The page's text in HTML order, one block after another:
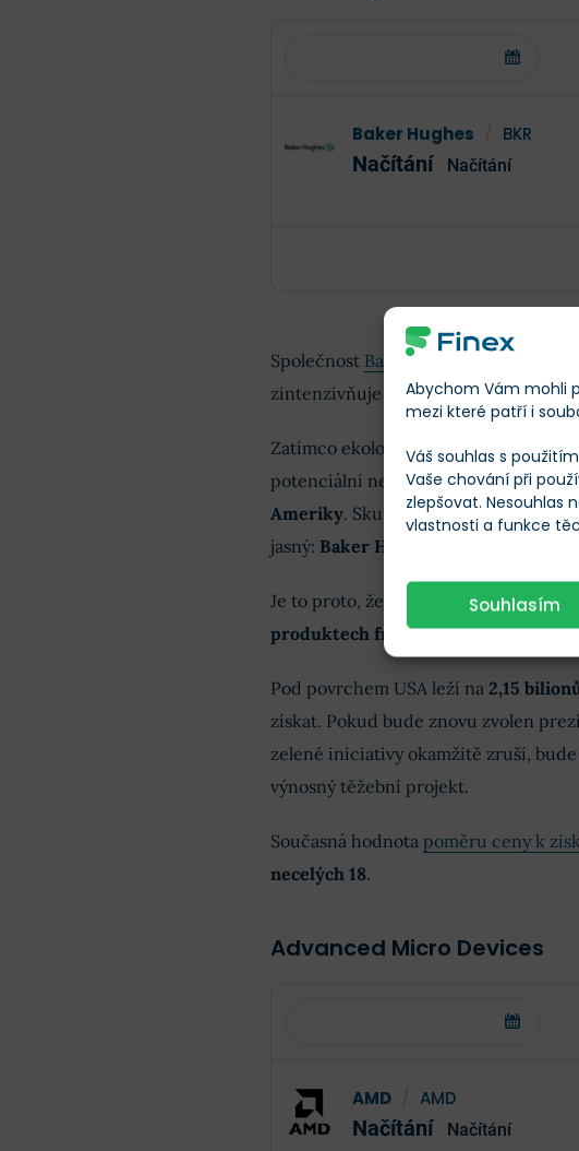
Abychom Vám mohli
mezi které patří i
Váš souhlas s
Vaše chování při
zlepšovat. Nesouhlas
vlastnosti a funkce
Souhlasím
Baker Hughes BKR
Načítání Načítání
Společnost Baker Hughes
zintenzivňuje debata kolemfrakování
Zatímco ekologičtí aktivisté kritizují
potenciální nebezpečí, zastánci
Ameriky. Skutečnost
jasný: Baker Hughes má před sebou
Je to proto, že mnoho průmyslových
produktech frakování, pokud jde o
Pod povrchem USA leží na 2,15
získat. Pokud bude znovu zvolen
zelené iniciativy okamžitě zruší,
výnosný těžební projekt.
Současná hodnota poměru ceny k
necelých 18.
Advanced Micro Devices
AMD AMD
Načítání Načítání